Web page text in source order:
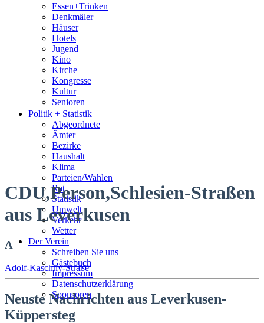
Who is who
Wohnen
Essen+Trinken
Denkmäler
Häuser
Hotels
Jugend
Kino
Kirche
Kongresse
Kultur
Senioren
Stadtführer
Straßen
Politik + Statistik
Abgeordnete
Ämter
Bezirke
Haushalt
Klima
Parteien/Wahlen
Rat
Statistik
Umwelt
Verkehr
Wetter
Der Verein
Schreiben Sie uns
Gästebuch
Impressum
Datenschutzerklärung
Sponsoren
CDU,Person,Schlesien-Straßen
aus Leverkusen
A
Adolf-Kaschny-Straße
Neuste Nachrichten aus Leverkusen-
Küppersteg